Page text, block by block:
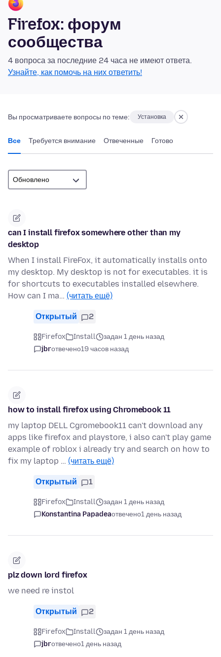
Firefox: форум
сообщества
4 вопроса за последние 24 часа не имеют ответа.
Узнайте, как помочь на них ответить!
Вы просматриваете вопросы по теме: Установка
Все Требуется внимание Отвеченные Готово
can I install firefox somewhere other than my
desktop
When I install FireFox, it automatically installs onto
my desktop. My desktop is not for executables. it is
for shortcuts to executables installed elsewhere.
How can I ma… (читать ещё)
Открытый 2
Firefox Install
задан 1 день назад
jbrотвечено19 часов назад
how to install firefox using Chromebook 11
my laptop DELL Cgromebook11 can't download any
apps like firefox and playstore, i also can't play game
example of roblox i already try and search on how to
fix my laptop … (читать ещё)
Открытый 1
Firefox Install
задан 1 день назад
Konstantina Papadeaотвечено1 день назад
plz down lord firefox
we need re instol
Открытый 2
Firefox Install
задан 1 день назад
jbrотвечено1 день назад